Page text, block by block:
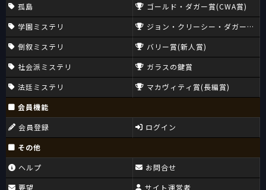
孤島
学園ミステリ
倒叙ミステリ
社会派ミステリ
法廷ミステリ
ゴールド・ダガー賞(CWA賞)
ジョン・クリーシー・ダガー賞
バリー賞(新人賞)
ガラスの鍵賞
マカヴィティ賞(長編賞)
会員機能
会員登録
ログイン
その他
ヘルプ
要望
お問合せ
サイト運営者